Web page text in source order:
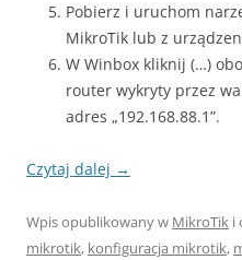
Pobierz i uruchom
MikroTik lub z
W Winbox kliknij (…)
router wykryty przez
adres „192.168.88.1”.
Czytaj dalej →
Wpis opublikowany w MikroTik i
mikrotik, konfiguracja mikrotik,